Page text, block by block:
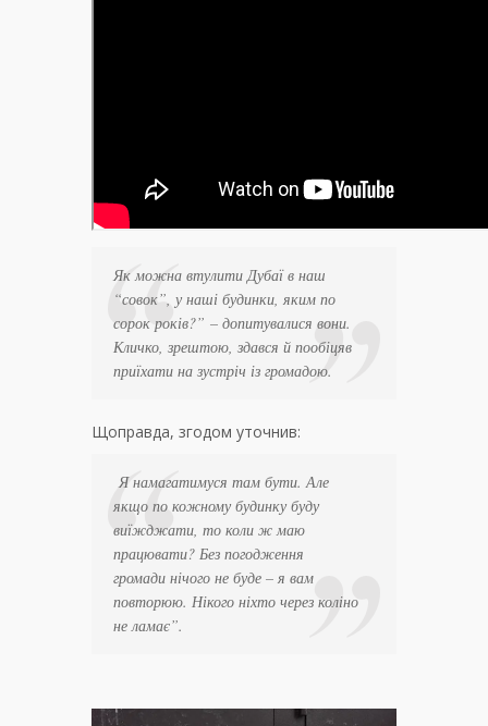
Як можна втулити Дубаї в наш
“совок”, у наші будинки, яким по
сорок років?” – допитувалися вони.
Кличко, зрештою, здався й пообіцяв
приїхати на зустріч із громадою.
Щоправда, згодом уточнив:
Я намагатимуся там бути. Але
якщо по кожному будинку буду
виїжджати, то коли ж маю
працювати? Без погодження
громади нічого не буде – я вам
повторюю. Нікого ніхто через коліно
не ламає”.